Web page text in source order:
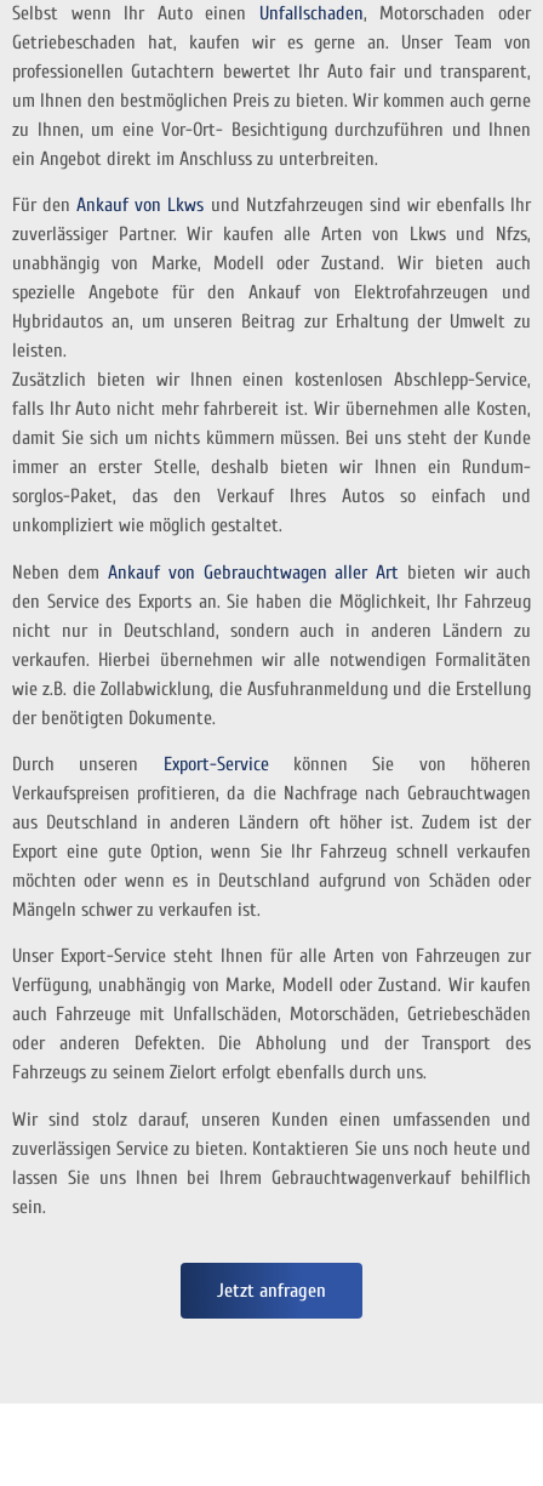
Selbst wenn Ihr Auto einen Unfallschaden, Motorschaden oder
Getriebeschaden hat, kaufen wir es gerne an. Unser Team von
professionellen Gutachtern bewertet Ihr Auto fair und transparent,
um Ihnen den bestmöglichen Preis zu bieten. Wir kommen auch gerne
zu Ihnen, um eine Vor-Ort- Besichtigung durchzuführen und Ihnen
ein Angebot direkt im Anschluss zu unterbreiten.
Für denAnkauf von Lkws und Nutzfahrzeugen sind wir ebenfalls Ihr
zuverlässiger Partner. Wir kaufen alle Arten von Lkws und Nfzs,
unabhängig von Marke, Modell oder Zustand. Wir bieten auch
spezielle Angebote für den Ankauf von Elektrofahrzeugen und
Hybridautos an, um unseren Beitrag zur Erhaltung der Umwelt zu
leisten.
Zusätzlich bieten wir Ihnen einen kostenlosen Abschlepp-Service,
falls Ihr Auto nicht mehr fahrbereit ist. Wir übernehmen alle Kosten,
damit Sie sich um nichts kümmern müssen. Bei uns steht der Kunde
immer an erster Stelle, deshalb bieten wir Ihnen ein Rundum-
sorglos-Paket, das den Verkauf Ihres Autos so einfach und
unkompliziert wie möglich gestaltet.
Neben dem Ankauf von Gebrauchtwagen aller Art bieten wir auch
den Service des Exports an. Sie haben die Möglichkeit, Ihr Fahrzeug
nicht nur in Deutschland, sondern auch in anderen Ländern zu
verkaufen. Hierbei übernehmen wir alle notwendigen Formalitäten
wie z.B. die Zollabwicklung, die Ausfuhranmeldung und die Erstellung
der benötigten Dokumente.
Durch unseren Export-Servicekönnen Sie von höheren
Verkaufspreisen profitieren, da die Nachfrage nach Gebrauchtwagen
aus Deutschland in anderen Ländern oft höher ist. Zudem ist der
Export eine gute Option, wenn Sie Ihr Fahrzeug schnell verkaufen
möchten oder wenn es in Deutschland aufgrund von Schäden oder
Mängeln schwer zu verkaufen ist.
Unser Export-Service steht Ihnen für alle Arten von Fahrzeugen zur
Verfügung, unabhängig von Marke, Modell oder Zustand. Wir kaufen
auch Fahrzeuge mit Unfallschäden, Motorschäden, Getriebeschäden
oder anderen Defekten. Die Abholung und der Transport des
Fahrzeugs zu seinem Zielort erfolgt ebenfalls durch uns.
Wir sind stolz darauf, unseren Kunden einen umfassenden und
zuverlässigen Service zu bieten. Kontaktieren Sie uns noch heute und
lassen Sie uns Ihnen bei Ihrem Gebrauchtwagenverkauf behilflich
sein.
Jetzt anfragen